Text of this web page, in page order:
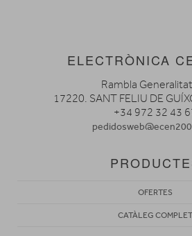
ELECTRÒNICA
Rambla
17220. SANT FELIU DE
+34 972 32 43
OFERTES
CATÀLEG COMPLET